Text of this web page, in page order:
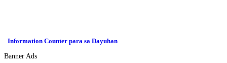
Information Counter para sa Dayuhan
Banner Ads